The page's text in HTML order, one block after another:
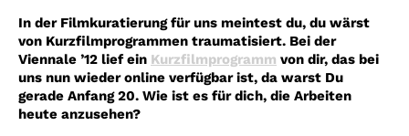
In der Filmkuratierung für uns meintest du, du wärst
von Kurzfilmprogrammen traumatisiert. Bei der
Viennale ’12 lief ein Kurzfilmprogramm von dir, das bei
uns nun wieder online verfügbar ist, da warst Du
gerade Anfang 20. Wie ist es für dich, die Arbeiten
heute anzusehen?